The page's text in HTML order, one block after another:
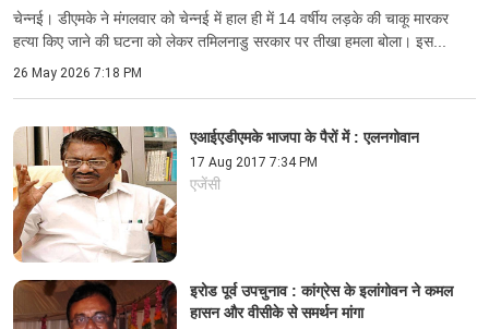
चेन्नई। डीएमके ने मंगलवार को चेन्नई में हाल ही में 14 वर्षीय लड़के की चाकू मारकर
हत्या किए जाने की घटना को लेकर तमिलनाडु सरकार पर तीखा हमला बोला। इस...
26 May 2026 7:18 PM
एआईएडीएमके भाजपा के पैरों में : एलनगोवान​​​​​​​
17 Aug 2017 7:34 PM
एजेंसी
इरोड पूर्व उपचुनाव : कांग्रेस के इलांगोवन ने कमल
हासन और वीसीके से समर्थन मांगा